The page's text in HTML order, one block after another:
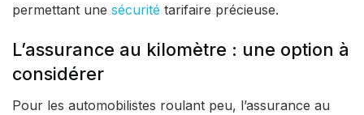
permettant une sécurité tarifaire précieuse.
L’assurance au kilomètre : une option à
considérer
Pour les automobilistes roulant peu, l’assurance au